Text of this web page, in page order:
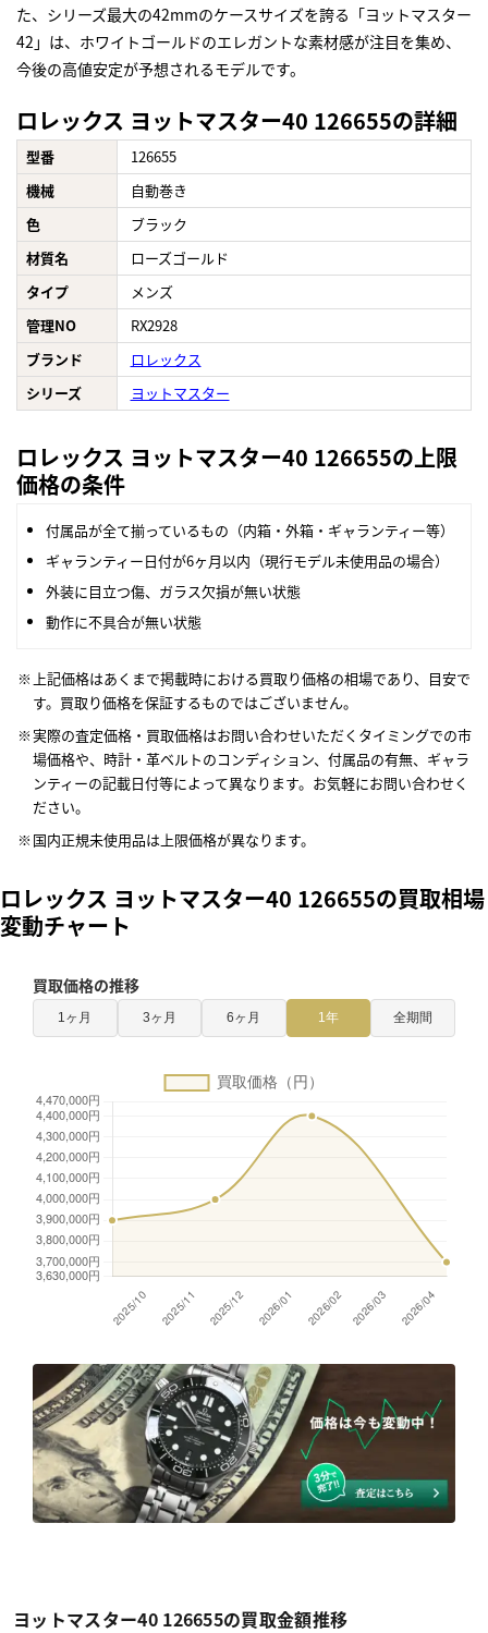
た、シリーズ最大の42mmのケースサイズを誇る「ヨットマスター
42」は、ホワイトゴールドのエレガントな素材感が注目を集め、
今後の高値安定が予想されるモデルです。
ロレックス ヨットマスター40 126655の詳細
型番
126655
機械
自動巻き
色
ブラック
材質名
ローズゴールド
タイプ
メンズ
管理NO
RX2928
ブランド
ロレックス
シリーズ
ヨットマスター
ロレックス ヨットマスター40 126655の上限
価格の条件
付属品が全て揃っているもの（内箱・外箱・ギャランティー等）
ギャランティー日付が6ヶ月以内（現行モデル未使用品の場合）
外装に目立つ傷、ガラス欠損が無い状態
動作に不具合が無い状態
上記価格はあくまで掲載時における買取り価格の相場であり、目安で
す。買取り価格を保証するものではございません。
実際の査定価格・買取価格はお問い合わせいただくタイミングでの市
場価格や、時計・革ベルトのコンディション、付属品の有無、ギャラ
ンティーの記載日付等によって異なります。お気軽にお問い合わせく
ださい。
国内正規未使用品は上限価格が異なります。
ロレックス ヨットマスター40 126655の買取相場
変動チャート
買取価格の推移
1ヶ月 3ヶ月 6ヶ月 1年 全期間
ヨットマスター40 126655の買取金額推移